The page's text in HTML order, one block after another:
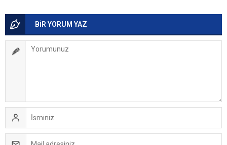
BİR YORUM YAZ